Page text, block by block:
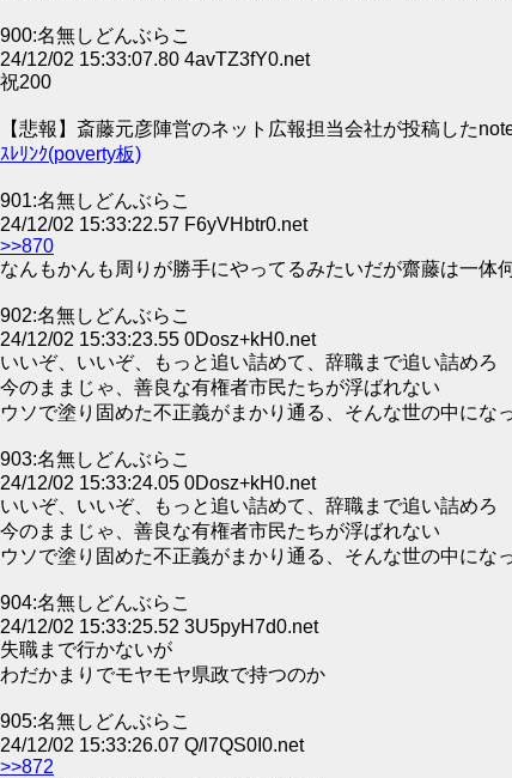
900:名無しどんぶらこ
24/12/02 15:33:07.80 4avTZ3fY0.net
祝200
【悲報】斎藤元彦陣営のネット広報担当会社が投稿した
ｽﾚﾘﾝｸ(poverty板)
901:名無しどんぶらこ
24/12/02 15:33:22.57 F6yVHbtr0.net
>>870
なんもかんも周りが勝手にやってるみたいだが齋藤は一体
902:名無しどんぶらこ
24/12/02 15:33:23.55 0Dosz+kH0.net
いいぞ、いいぞ、もっと追い詰めて、辞職まで追い詰めろ
今のままじゃ、善良な有権者市民たちが浮ばれない
ウソで塗り固めた不正義がまかり通る、そんな世の中にな
903:名無しどんぶらこ
24/12/02 15:33:24.05 0Dosz+kH0.net
いいぞ、いいぞ、もっと追い詰めて、辞職まで追い詰めろ
今のままじゃ、善良な有権者市民たちが浮ばれない
ウソで塗り固めた不正義がまかり通る、そんな世の中にな
904:名無しどんぶらこ
24/12/02 15:33:25.52 3U5pyH7d0.net
失職まで行かないが
わだかまりでモヤモヤ県政で持つのか
905:名無しどんぶらこ
24/12/02 15:33:26.07 Q/l7QS0I0.net
>>872